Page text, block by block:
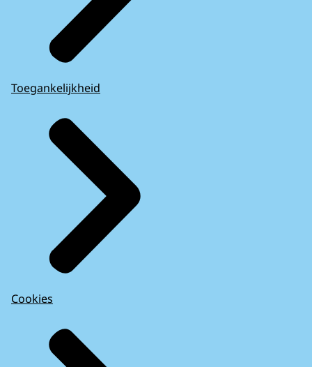
Toegankelijkheid
Cookies